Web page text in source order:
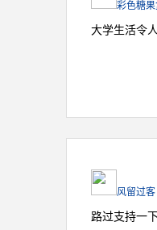
彩色糖
大学生活令
风留过客
路过支持一